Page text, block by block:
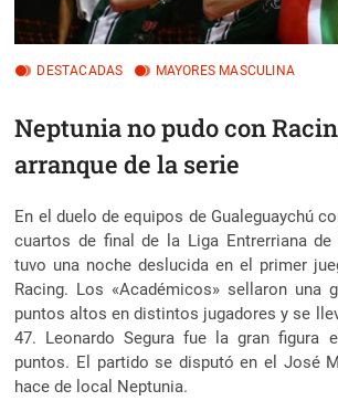
DESTACADAS MAYORES MASCULINA
Neptunia no pudo con
arranque de la serie
En el duelo de equipos de Gualeguaychú
cuartos de final de la Liga Entrerriana de
tuvo una noche deslucida en el primer
Racing. Los «Académicos» sellaron una
puntos altos en distintos jugadores y se
47. Leonardo Segura fue la gran figura
puntos. El partido se disputó en el José
hace de local Neptunia.